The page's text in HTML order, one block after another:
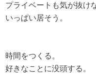
プライベートも気が抜け
いっぱい居そう。
時間をつくる。
好きなことに没頭する。